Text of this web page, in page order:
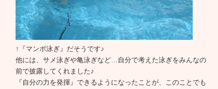
↑『マンボ泳ぎ』だそうです♪
他には、サメ泳ぎや亀泳ぎなど…自分で考えた泳ぎをみんなの
前で披露してくれました♪
『自分の力を発揮』できるようになったことが、このことでも